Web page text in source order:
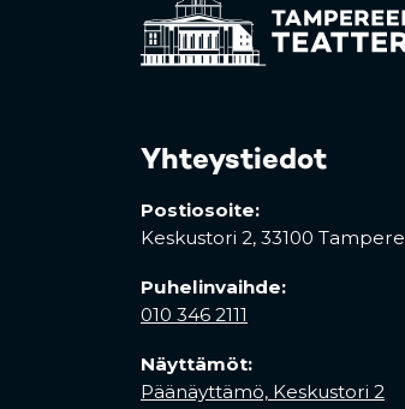
Yhteystiedot
Postiosoite:
Keskustori 2, 33100 Tampere
Puhelinvaihde:
010 346 2111
Näyttämöt:
Päänäyttämö, Keskustori 2